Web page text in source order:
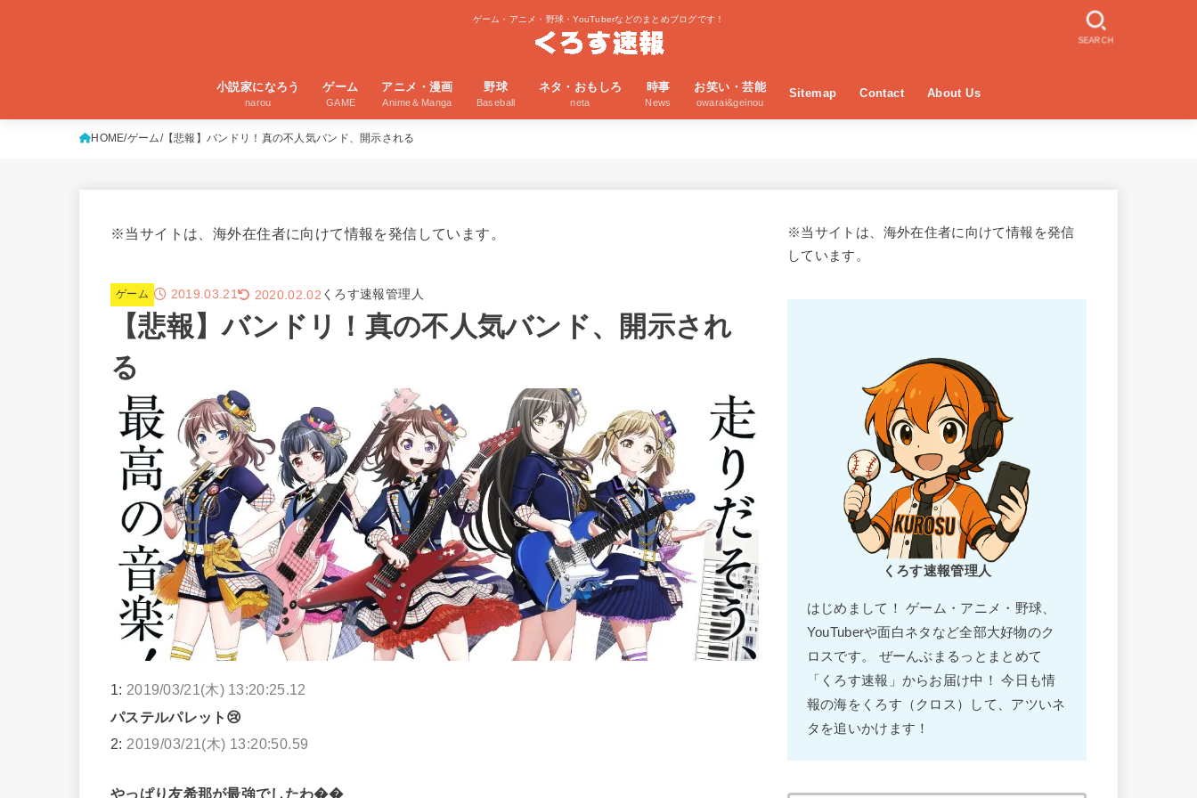
ゲーム・アニメ・野球・YouTuberなどのまとめブログです！
小説家になろう
narou
ゲーム
GAME
アニメ・漫画
Anime＆Manga
野球
Baseball
ネタ・おもしろ
neta
時事
News
お笑い・芸能
owarai&geinou
Sitemap Contact About Us
SEARCH
HOME ゲーム 【悲報】バンドリ！真の不人気バンド、開示される
※当サイトは、海外在住者に向けて情報を発信しています。
ゲーム 2019.03.21 2020.02.02 くろす速報管理人
【悲報】バンドリ！真の不人気バンド、開示され
る
1: 2019/03/21(木) 13:20:25.12
パステルパレット😢
2: 2019/03/21(木) 13:20:50.59
やっぱり友希那が最強でしたわ��
※当サイトは、海外在住者に向けて情報を発信
しています。
くろす速報管理人
はじめまして！ ゲーム・アニメ・野球、
YouTuberや面白ネタなど全部大好物のク
ロスです。 ぜーんぶまるっとまとめて
「くろす速報」からお届け中！ 今日も情
報の海をくろす（クロス）して、アツいネ
タを追いかけます！